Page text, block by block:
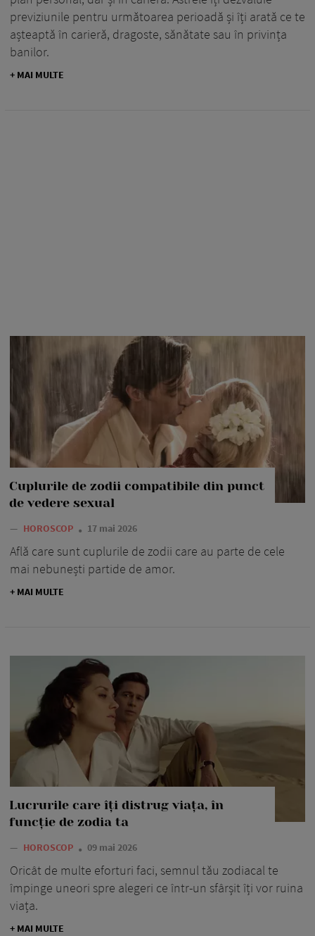
previziunile pentru următoarea perioadă și îți arată ce te
așteaptă în carieră, dragoste, sănătate sau în privința
banilor.
+ MAI MULTE
Cuplurile de zodii compatibile din punct
de vedere sexual
— HOROSCOP 17 mai 2026
Află care sunt cuplurile de zodii care au parte de cele
mai nebunești partide de amor.
+ MAI MULTE
Lucrurile care îți distrug viața, în
funcție de zodia ta
— HOROSCOP 09 mai 2026
Oricât de multe eforturi faci, semnul tău zodiacal te
împinge uneori spre alegeri ce într-un sfârșit îți vor ruina
viața.
+ MAI MULTE